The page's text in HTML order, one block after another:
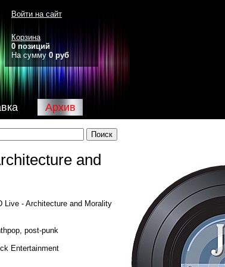
Архив
Войти на сайт
Корзина
0 позиций
На сумму 0 руб
and
Live - Architecture and Morality
post-punk
Entertainment